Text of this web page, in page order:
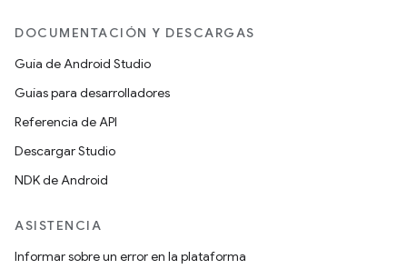
DOCUMENTACIÓN Y DESCARGAS
Guía de Android Studio
Guías para desarrolladores
Referencia de API
Descargar Studio
NDK de Android
ASISTENCIA
Informar sobre un error en la plataforma